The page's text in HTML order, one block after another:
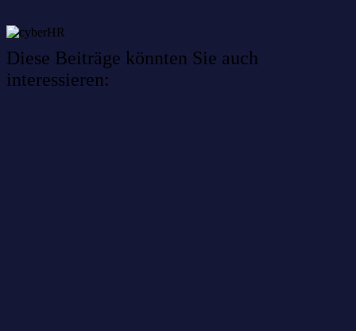
Diese Beiträge könnten Sie auch
interessieren: